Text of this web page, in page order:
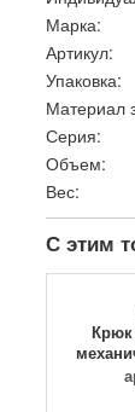
Марка:
Артикул:
Упаковка:
Материал
Серия:
Объем:
Вес:
С этим
Крюк